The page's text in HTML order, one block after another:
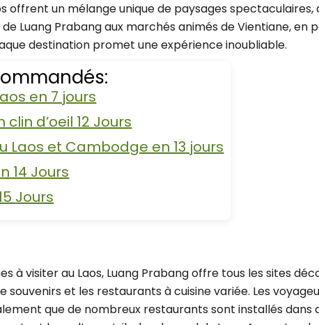
offrent un mélange unique de paysages
Luang Prabang aux marchés animés de Vientiane, en
destination promet une expérience inoubliable.
en 7 jours
d’oeil 12 Jours
Laos et Cambodge en 13 jours
14 Jours
Jours
à visiter au Laos, Luang Prabang offre tous les sites
souvenirs et les restaurants à cuisine variée. Les
que de nombreux restaurants sont installés dans